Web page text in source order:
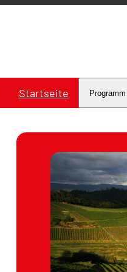
Startseite Programm